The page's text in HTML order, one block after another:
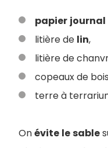
papier journal
litière de lin,
litière de
copeaux de
terre à
Onévite lesable